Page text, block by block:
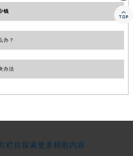
钱
办？
办法
栏目探索更多精彩内容
